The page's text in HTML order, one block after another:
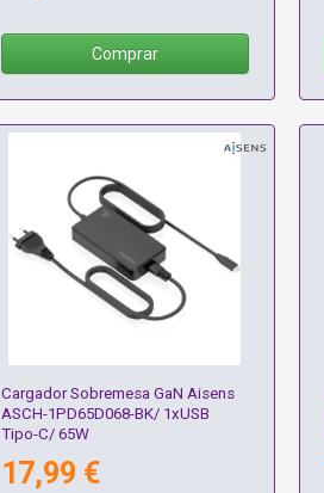
Comprar
Cargador Sobremesa GaN Aisens
ASCH-1PD65D068-BK/ 1xUSB
Tipo-C/ 65W
17,99 €